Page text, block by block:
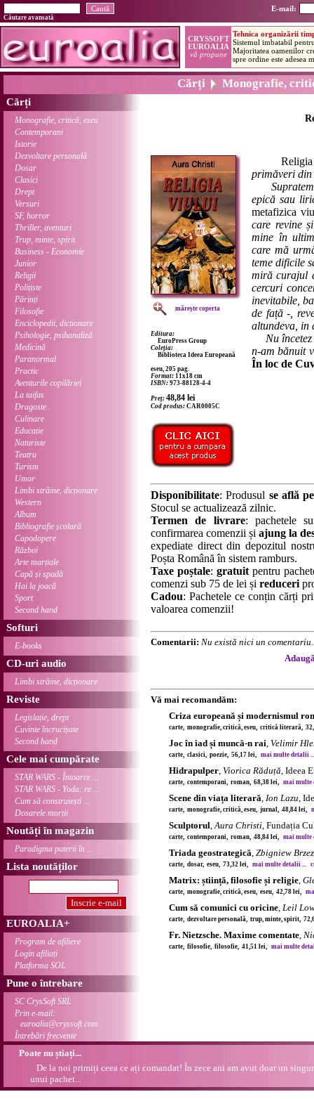
E-mail:
Căutare avansată
Cărți Monografie,
Cărți
Monografie, critică, eseu
Contemporani
Istorie
Dezvoltare personală
Dosar
Clasici
Drept
Versuri
SF, horror
Thriller, aventuri
Trup, minte, spirit
Business - Economie
Junior
Religii
Polițiste
Părinți
Filosofie
Enciclopedii, dicționare
Psihologie, psihanaliză
Medicină
Paranormal
Practic
Aventurile copilăriei
La taifas
Dragoste
Culinare
Educație
Naturiste
Teatru
Turism
Umor
Limbi străine, dicționare
Western
Album
Bibliografie școlară
Capodopere
Război
Arte marțiale
Capă și spadă
Hai la joacă
Sport
Second hand
Softuri
E-books
CD-uri audio
Limbi străine, dicționare
Reviste
Legislație, drept
Cuvinte încrucișate
Second hand
Cele mai cumpărate
STAR WARS - Întoarce ...
STAR WARS - Yoda: re ...
Cum să construiești ...
Dosarele morții
Noutăți în magazin
Paradigma puterii în ...
Lista noutăților
EUROALIA+
Program de afiliere
Login afiliați
Platforma SOL
Pune o întrebare
SC CrysSoft SRL
Prin e-mail:
euroalia@cryssoft.com
Întrebări frecvente
mărește coperta
Editura:
EuroPress Group
Coleția:
Biblioteca Ideea Europeană
eseu, 205 pag.
Format: 11x18 cm
ISBN: 973-88128-4-4
Preț: 48,84 lei
Cod produs: CAR0005C
Religia
primăveri din
epică sau
metafizica
care revine
mine în
care mă
teme dificile
miră curajul
cercuri
inevitabile,
de față -,
altundeva, in
Nu încetez
n-am bănuit
În loc de
Disponibilitate: Produsul se află
Stocul se actualizează zilnic.
Termen de livrare: pachetele
confirmarea comenzii șiajung la
expediate direct din depozitul
Poșta Română în sistem ramburs.
Taxe poștale: gratuitpentru
comenzi sub 75 de lei și reduceri
Cadou: Pachetele ce conțin cărți
valoarea comenzii!
Comentarii: Nu există nici un
Vă mai recomandăm:
Criza europeană și modernismul
carte, monografie, critică, eseu, critică literară,
Joc în iad și muncă-n rai, Velimir
carte, clasici, poezie, 56,17 lei, mai multe detalii ...
Hidrapulper, Viorica Răduță, Ideea
carte, contemporani, roman, 68,38 lei, mai multe
Scene din viața literară, Ion Lazu,
carte, monografie, critică, eseu, jurnal, 48,84 lei,
Sculptorul,Aura Christi, Fundația
carte, contemporani, roman, 48,84 lei, mai multe
Triada geostrategică, Zbigniew
carte, dosar, eseu, 73,32 lei, mai multe detalii ...
Matrix: știință, filosofie și religie,
carte, monografie, critică, eseu, eseu, 42,78 lei,
Cum să comunici cu oricine, Leil
carte, dezvoltare personală, trup, minte, spirit,
Fr. Nietzsche. Maxime comentate,
carte, filosofie, filosofie, 41,51 lei, mai multe
Poate nu știați...
De la noi primiți ceea ce ați comandat! În zece ani am avut doar un
unui pachet...